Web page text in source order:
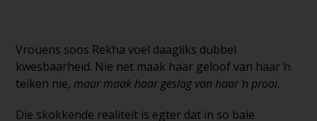
Vrouens soos Rekha voel daagliks dubbel
kwesbaarheid. Nie net maak haar geloof van haar ŉ
teiken nie, maar maak haar geslag van haar ŉ prooi.
Die skokkende realiteit is egter dat in so baie